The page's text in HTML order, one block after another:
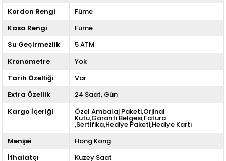
Kordon Rengi
Füme
Kasa Rengi
Füme
Su Geçirmezlik
5 ATM
Kronometre
Yok
Tarih Özelliği
Var
Extra Özellik
24 Saat Gün
Kargo İçeriği
Özel Ambalaj Paketi,Orjinal
Kutu,Garanti Belgesi,Fatura
,Sertifika,Hediye Paketi,Hediye Kartı
Menşei
Hong Kong
İthalatçı
Kuzey Saat